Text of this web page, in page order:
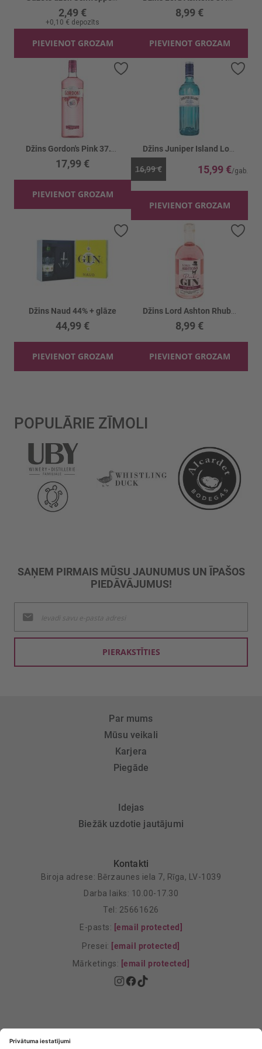
2,49 €
+0,10 € depozīts
PIEVIENOT GROZAM
8,99 €
PIEVIENOT GROZAM
17,99 €
PIEVIENOT GROZAM
Pievienot vēlmju sarakstam
16,99 € 15,99 €
PIEVIENOT GROZAM
Džins Naud 44% + glāze
44,99 €
PIEVIENOT GROZAM
8,99 €
PIEVIENOT GROZAM
POPULĀRIE ZĪMOLI
SAŅEM PIRMAIS MŪSU JAUNUMUS UN ĪPAŠOS
PIEDĀVĀJUMUS!
jaunumu
saņemšanai:
PIERAKSTĪTIES
Par mums
Mūsu veikali
Karjera
Piegāde
Idejas
Biežāk uzdotie jautājumi
Kontakti
Biroja adrese: Bērzaunes iela 7, Rīga, LV-1039
Darba laiks: 10.00-17.30
Tel: 25661626
E-pasts: [email protected]
Presei: [email protected]
Mārketings: [email protected]